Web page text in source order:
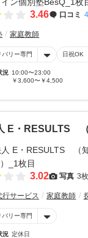
3.46 口コミ
家庭教師
バリー専門 日祝OK
況 10:00〜23:00
￥3,600〜￥4,500
E・RESULTS （
3.02 写真 3枚
行サービス 家庭教師
バリー専門
況 定休日